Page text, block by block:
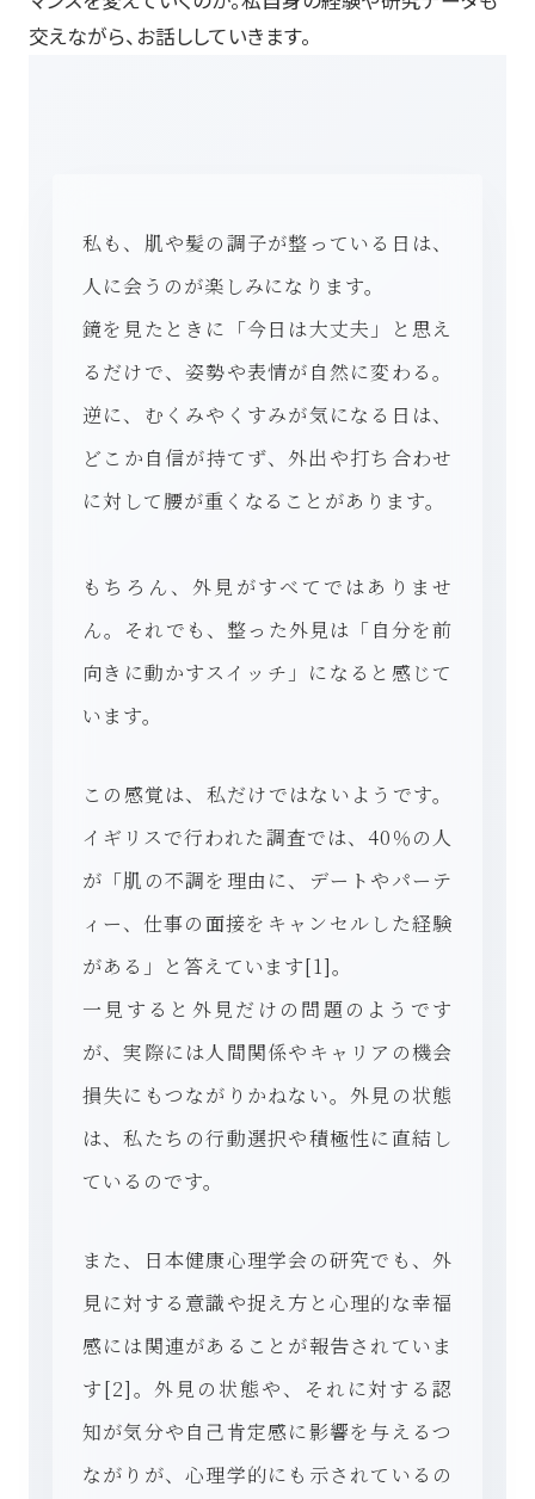
交えながら、お話ししていきます。
私も、肌や髪の調子が整っている日は、
人に会うのが楽しみになります。
鏡を見たときに「今日は大丈夫」と思え
るだけで、姿勢や表情が自然に変わる。
逆に、むくみやくすみが気になる日は、
どこか自信が持てず、外出や打ち合わせ
に対して腰が重くなることがあります。
もちろん、外見がすべてではありませ
ん。それでも、整った外見は「自分を前
向きに動かすスイッチ」になると感じて
います。
この感覚は、私だけではないようです。
イギリスで行われた調査では、40％の人
が「肌の不調を理由に、デートやパーテ
ィー、仕事の面接をキャンセルした経験
がある」と答えています[1]。
一見すると外見だけの問題のようです
が、実際には人間関係やキャリアの機会
損失にもつながりかねない。外見の状態
は、私たちの行動選択や積極性に直結し
ているのです。
また、日本健康心理学会の研究でも、外
見に対する意識や捉え方と心理的な幸福
感には関連があることが報告されていま
す[2]。外見の状態や、それに対する認
知が気分や自己肯定感に影響を与えるつ
ながりが、心理学的にも示されているの